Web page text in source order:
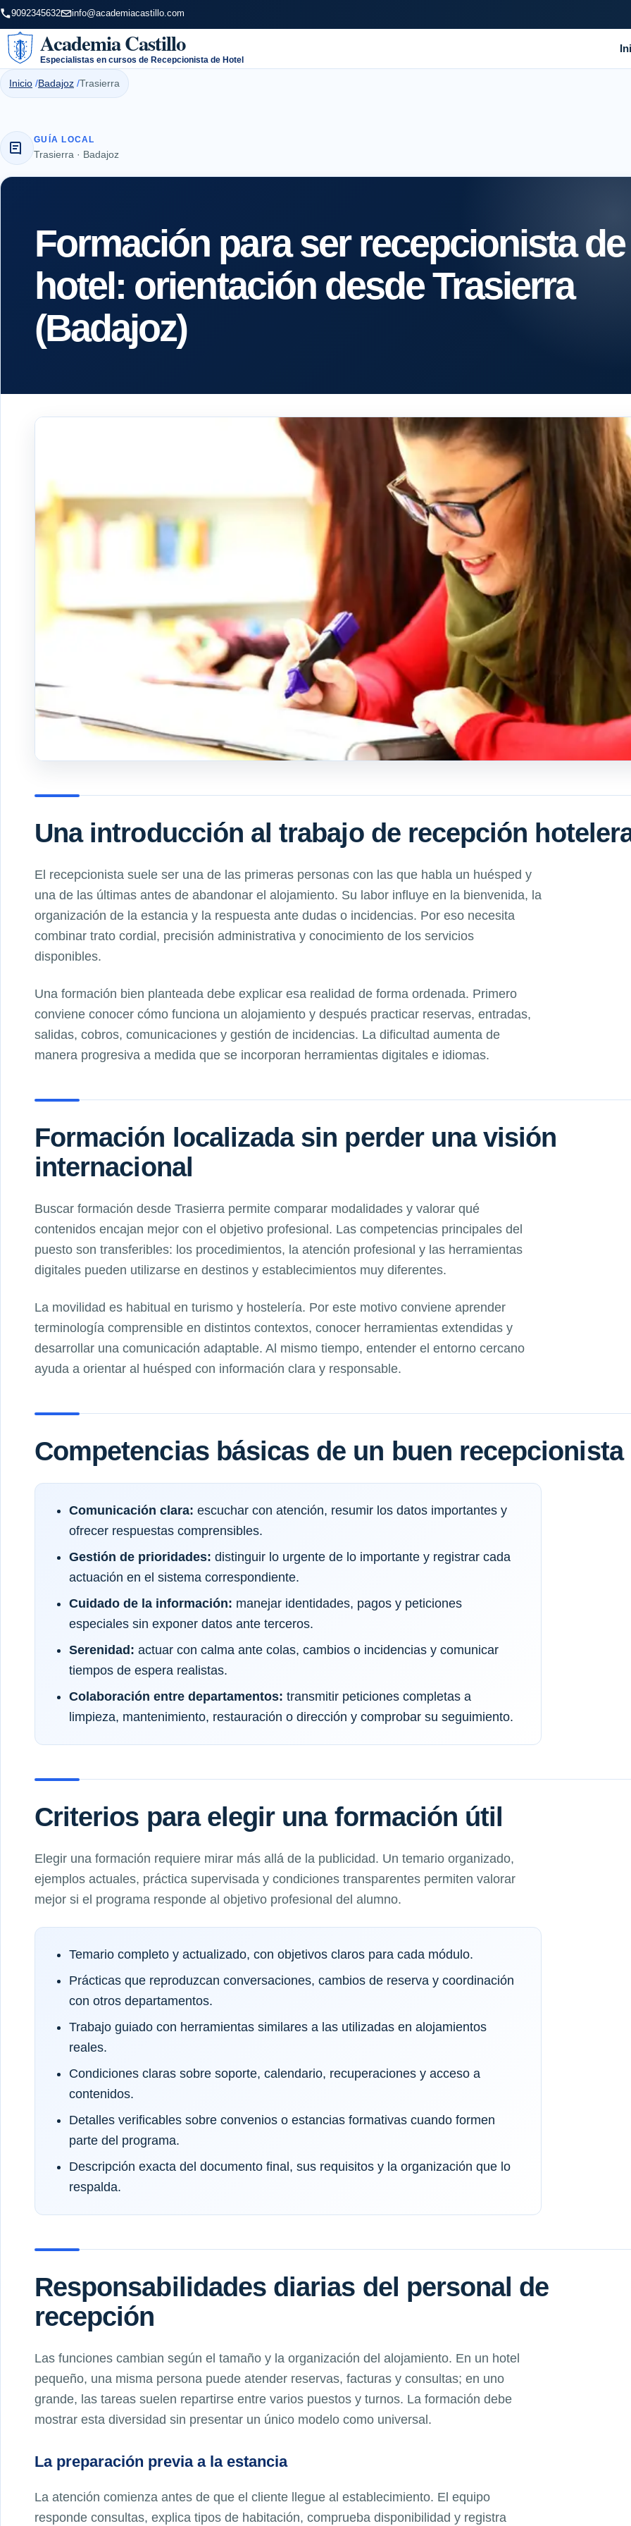
9092345632 info@academiacastillo.com
Academia Castillo
Especialistas en cursos de Recepcionista de Hotel
Inicio Badajoz Trasierra
GUÍA LOCAL
Trasierra · Badajoz
Formación para ser recepcionista de
hotel: orientación desde Trasierra
(Badajoz)
Una introducción al trabajo de recepción
El recepcionista suele ser una de las primeras personas con las que habla un huésped y
una de las últimas antes de abandonar el alojamiento. Su labor influye en la bienvenida, la
organización de la estancia y la respuesta ante dudas o incidencias. Por eso necesita
combinar trato cordial, precisión administrativa y conocimiento de los servicios
disponibles.
Una formación bien planteada debe explicar esa realidad de forma ordenada. Primero
conviene conocer cómo funciona un alojamiento y después practicar reservas, entradas,
salidas, cobros, comunicaciones y gestión de incidencias. La dificultad aumenta de
manera progresiva a medida que se incorporan herramientas digitales e idiomas.
Formación localizada sin perder una visión
internacional
Buscar formación desde Trasierra permite comparar modalidades y valorar qué
contenidos encajan mejor con el objetivo profesional. Las competencias principales del
puesto son transferibles: los procedimientos, la atención profesional y las herramientas
digitales pueden utilizarse en destinos y establecimientos muy diferentes.
La movilidad es habitual en turismo y hostelería. Por este motivo conviene aprender
terminología comprensible en distintos contextos, conocer herramientas extendidas y
desarrollar una comunicación adaptable. Al mismo tiempo, entender el entorno cercano
ayuda a orientar al huésped con información clara y responsable.
Competencias básicas de un buen recepcionista
Comunicación clara: escuchar con atención, resumir los datos importantes y
ofrecer respuestas comprensibles.
Gestión de prioridades: distinguir lo urgente de lo importante y registrar cada
actuación en el sistema correspondiente.
Cuidado de la información: manejar identidades, pagos y peticiones
especiales sin exponer datos ante terceros.
Serenidad: actuar con calma ante colas, cambios o incidencias y comunicar
tiempos de espera realistas.
Colaboración entre departamentos: transmitir peticiones completas a
limpieza, mantenimiento, restauración o dirección y comprobar su seguimiento.
Criterios para elegir una formación útil
Elegir una formación requiere mirar más allá de la publicidad. Un temario organizado,
ejemplos actuales, práctica supervisada y condiciones transparentes permiten valorar
mejor si el programa responde al objetivo profesional del alumno.
Temario completo y actualizado, con objetivos claros para cada módulo.
Prácticas que reproduzcan conversaciones, cambios de reserva y coordinación
con otros departamentos.
Trabajo guiado con herramientas similares a las utilizadas en alojamientos
reales.
Condiciones claras sobre soporte, calendario, recuperaciones y acceso a
contenidos.
Detalles verificables sobre convenios o estancias formativas cuando formen
parte del programa.
Descripción exacta del documento final, sus requisitos y la organización que lo
respalda.
Responsabilidades diarias del personal de
recepción
Las funciones cambian según el tamaño y la organización del alojamiento. En un hotel
pequeño, una misma persona puede atender reservas, facturas y consultas; en uno
grande, las tareas suelen repartirse entre varios puestos y turnos. La formación debe
mostrar esta diversidad sin presentar un único modelo como universal.
La preparación previa a la estancia
La atención comienza antes de que el cliente llegue al establecimiento. El equipo
responde consultas, explica tipos de habitación, comprueba disponibilidad y registra